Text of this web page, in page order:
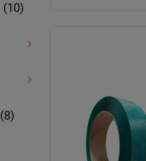
(10)
(8)